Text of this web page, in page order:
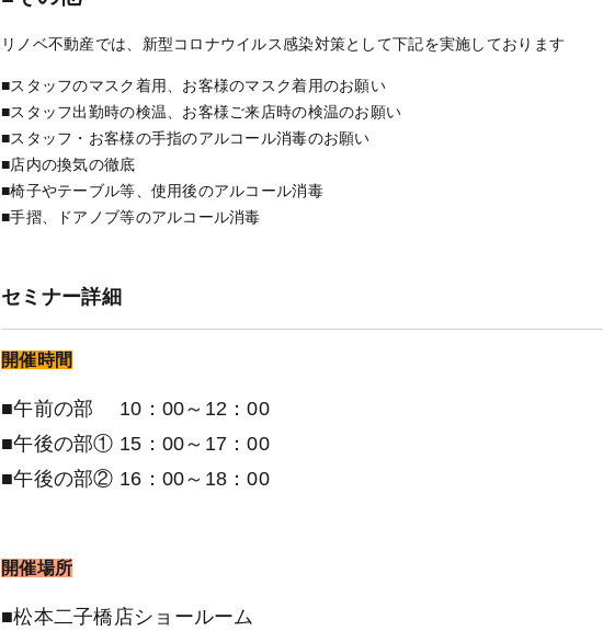
リノベ不動産では、新型コロナウイルス感染対策として下記を実施しております
■スタッフのマスク着用、お客様のマスク着用のお願い
■スタッフ出勤時の検温、お客様ご来店時の検温のお願い
■スタッフ・お客様の手指のアルコール消毒のお願い
■店内の換気の徹底
■椅子やテーブル等、使用後のアルコール消毒
■手摺、ドアノブ等のアルコール消毒
セミナー詳細
開催時間
■午前の部 10：00～12：00
■午後の部① 15：00～17：00
■午後の部② 16：00～18：00
開催場所
■松本二子橋店ショールーム